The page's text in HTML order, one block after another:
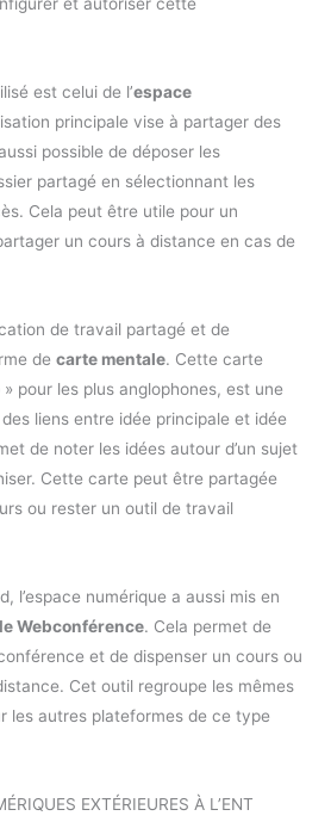
est celui de l’espace
principale vise à partager des
possible de déposer les
partagé en sélectionnant les
Cela peut être utile pour un
un cours à distance en cas de
de travail partagé et de
de carte mentale. Cette carte
pour les plus anglophones, est une
liens entre idée principale et idée
de noter les idées autour d’un sujet
Cette carte peut être partagée
ou rester un outil de travail
l’espace numérique a aussi mis en
Webconférence. Cela permet de
et de dispenser un cours ou
Cet outil regroupe les mêmes
les autres plateformes de ce type
EXTÉRIEURES À L’ENT